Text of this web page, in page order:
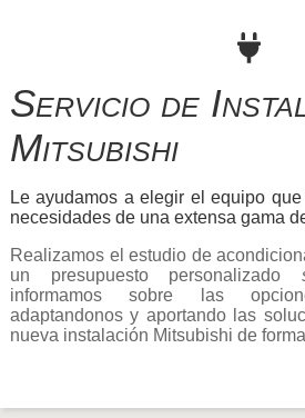
Servicio de
Mitsubishi
Le ayudamos a elegir el equipo
necesidades de una extensa gama
Realizamos el estudio de
un presupuesto personalizado
informamos sobre las
adaptandonos y aportando las
nueva instalación Mitsubishi de